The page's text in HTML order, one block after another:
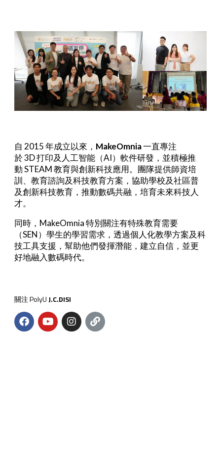
自 2015年成立以來， MakeOmnia一直專注
於3D打印及人工智能（AI）軟件研發，並積極推
動STEAM教育與創新科技應用。團隊提供師資培
訓、教育諮詢及科技教育方案，協助學校及社區普
及創新科技教育，推動數碼共融，培育未來科技人
才。
同時， MakeOmnia特別關注有特殊教育需要
（SEN）學生的學習需求，透過個人化教學方案及科
技工具支援，幫助他們發揮潛能，建立自信，並更
好地融入數碼時代。
關注 PolyU J.C.DISI